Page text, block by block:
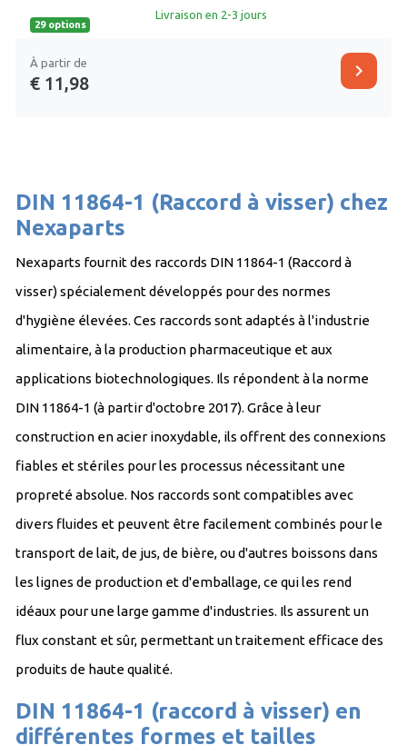
29 options
Livraison en 2-3 jours
À partir de
€ 11,98
chevron_right
DIN 11864-1 (Raccord à visser) chez
Nexaparts
Nexaparts fournit des raccords DIN 11864-1 (Raccord à
visser) spécialement développés pour des normes
d'hygiène élevées. Ces raccords sont adaptés à l'industrie
alimentaire, à la production pharmaceutique et aux
applications biotechnologiques. Ils répondent à la norme
DIN 11864-1 (à partir d'octobre 2017). Grâce à leur
construction en acier inoxydable, ils offrent des connexions
fiables et stériles pour les processus nécessitant une
propreté absolue. Nos raccords sont compatibles avec
divers fluides et peuvent être facilement combinés pour le
transport de lait, de jus, de bière, ou d'autres boissons dans
les lignes de production et d'emballage, ce qui les rend
idéaux pour une large gamme d'industries. Ils assurent un
flux constant et sûr, permettant un traitement efficace des
produits de haute qualité.
DIN 11864-1 (raccord à visser) en
différentes formes et tailles